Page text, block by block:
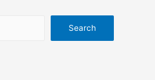
Search